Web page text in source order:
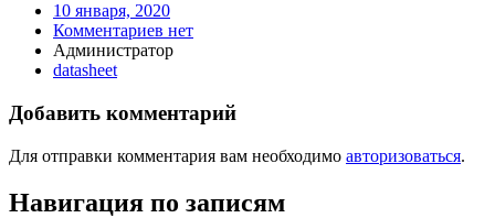
10 января, 2020
Комментариев нет
Администратор
datasheet
Добавить комментарий
Для отправки комментария вам необходимо авторизоваться.
Навигация по записям